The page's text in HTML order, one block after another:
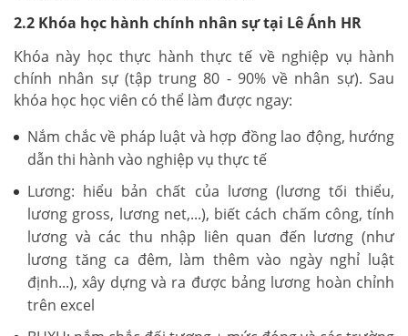
2.2 Khóa học hành chính nhân sự tại Lê Ánh HR
Khóa này học thực hành thực tế về nghiệp vụ hành
chính nhân sự (tập trung 80 - 90% về nhân sự). Sau
khóa học học viên có thể làm được ngay:
Nắm chắc về pháp luật và hợp đồng lao động, hướng
dẫn thi hành vào nghiệp vụ thực tế
Lương: hiểu bản chất của lương (lương tối thiểu,
lương gross, lương net,...), biết cách chấm công, tính
lương và các thu nhập liên quan đến lương (như
lương tăng ca đêm, làm thêm vào ngày nghỉ luật
định...), xây dựng và ra được bảng lương hoàn chỉnh
trên excel